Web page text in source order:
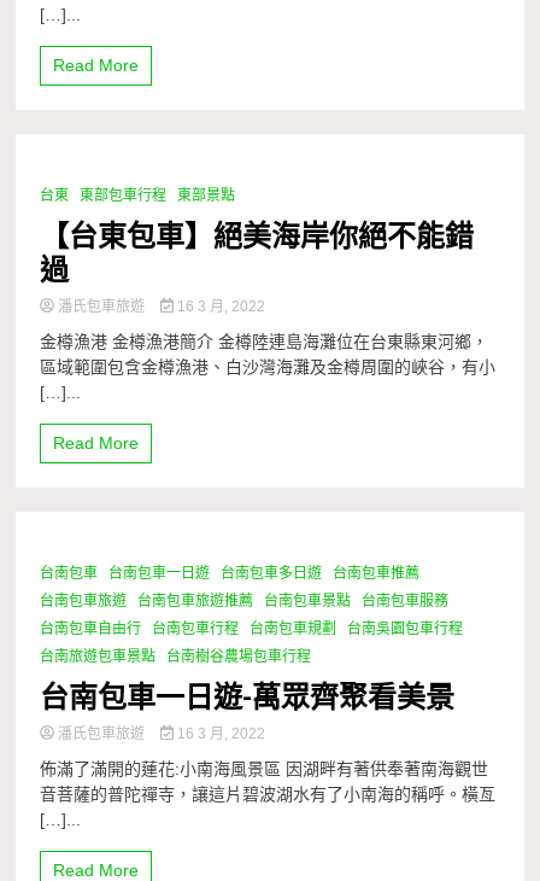
[…]...
Read More
1 Minute
台東 東部包車行程 東部景點
【台東包車】絕美海岸你絕不能錯
過
潘氏包車旅遊 16 3 月, 2022
金樽漁港 金樽漁港簡介 金樽陸連島海灘位在台東縣東河鄉，
區域範圍包含金樽漁港、白沙灣海灘及金樽周圍的峽谷，有小
[…]...
Read More
1 Minute
台南包車 台南包車一日遊 台南包車多日遊
台南包車推薦
台南包車旅遊
台南包車旅遊推薦 台南包車景點
台南包車服務
台南包車自由行
台南包車行程 台南包車規劃
台南吳園包車行程
台南旅遊包車景點
台南樹谷農場包車行程
台南包車一日遊-萬眾齊聚看美景
潘氏包車旅遊 16 3 月, 2022
佈滿了滿開的蓮花:小南海風景區 因湖畔有著供奉著南海觀世
音菩薩的普陀禪寺，讓這片碧波湖水有了小南海的稱呼。橫亙
[…]...
Read More